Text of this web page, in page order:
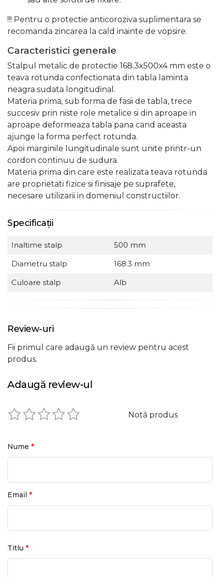
!!! Pentru o protectie anticoroziva suplimentara se
recomanda zincarea la cald inainte de vopsire.
Caracteristici generale
Stalpul metalic de protectie 168.3x500x4 mm este o
teava rotunda confectionata din tabla laminta
neagra sudata longitudinal.
Materia prima, sub forma de fasii de tabla, trece
succesiv prin niste role metalice si din aproape in
aproape deformeaza tabla pana cand aceasta
ajunge la forma perfect rotunda.
Apoi marginile lungitudinale sunt unite printr-un
cordon continuu de sudura.
Materia prima din care este realizata teava rotunda
are proprietati fizice si finisaje pe suprafete,
necesare utilizarii in domeniul constructiilor.
Specificații
Inaltime stalp
500 mm
Diametru stalp
168.3 mm
Culoare stalp
Alb
Review-uri
Fii primul care adaugă un review pentru acest
produs.
Adaugă review-ul
Notă produs
Nume *
Email *
Titlu *